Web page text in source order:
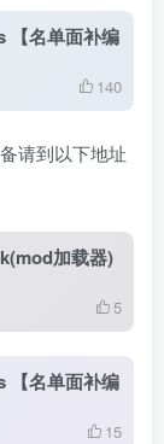
【名单面补编
140
请到以下地址
加载器)
5
【名单面补编
15